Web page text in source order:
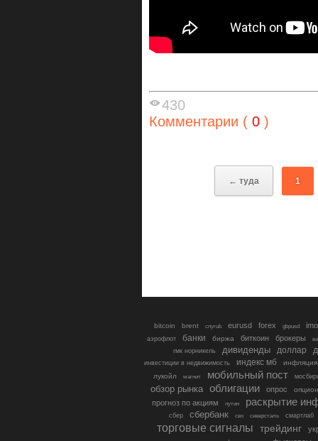
430
Комментарии ( 0 )
← туда 1
bitcoin brent cnyrub eurusd forex gbpusd
аэрофлот банки биржа биткоин брокеры
гмк норникель
дивиденды доллар
инвестиции в недвижимость индекс мб
инфляция
лукойл
магнит мобильный пост
обзор рынка облигации опрос
прогноз по акциям путин раскрытие
сбер сбербанк сво северсталь смартлаб
торговые сигналы трейдинг